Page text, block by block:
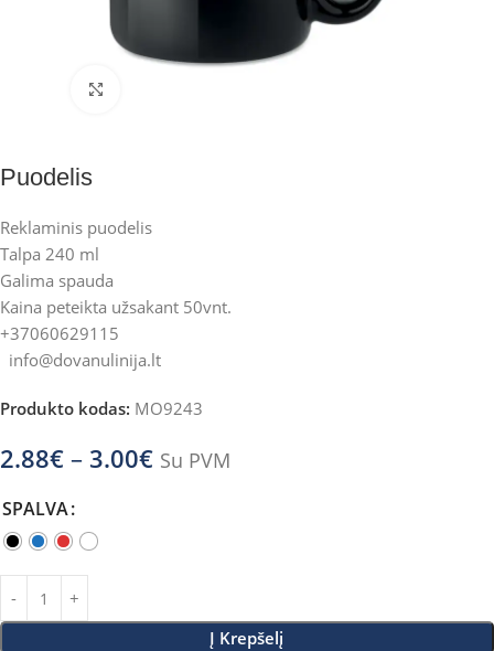
Puodelis
Reklaminis puodelis
Talpa 240 ml
Galima spauda
Kaina peteikta užsakant 50vnt.
+37060629115
info@dovanulinija.lt
Produkto kodas: MO9243
2.88€ – 3.00€ Su PVM
SPALVA
Į Krepšelį